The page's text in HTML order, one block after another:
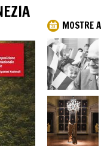
MOSTRE